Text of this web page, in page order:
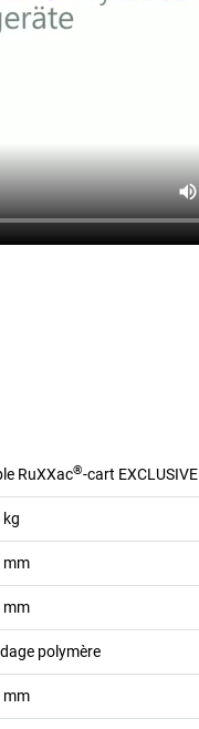
RuXXac®-cart EXCLUSIVE
kg
mm
mm
polymère
mm